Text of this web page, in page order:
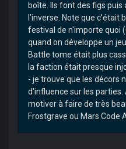
boîte. Ils font des figs puis
l'inverse. Note que c'était
festival de n'importe quoi
quand on développe un
Battle tome était plus
la faction était presque
- je trouve que les décors
d'influence sur les parties.
motiver à faire de très
Frostgrave ou Mars Code